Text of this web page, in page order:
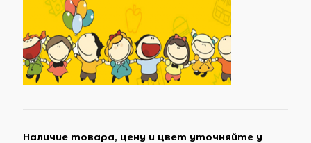
Наличие товара, цену и цвет уточняйте у